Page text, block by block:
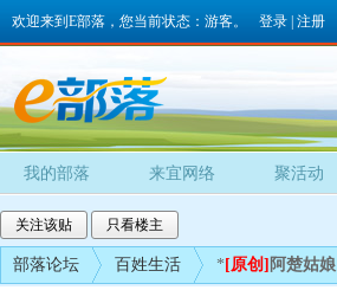
欢迎来到E部落，您当前状态：游客。 登录 注册
我的部落 来宜网络 聚活动
关注该贴 只看楼主
部落论坛 百姓生活 * [原创] 阿楚姑娘